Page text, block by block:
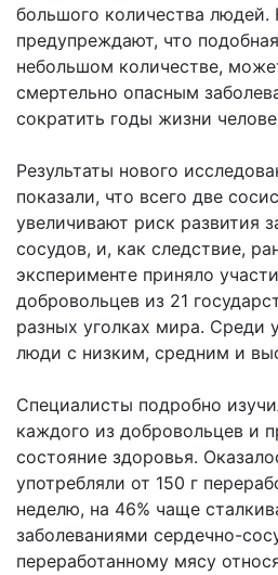
большого количества
предупреждают, что
небольшом количестве,
смертельно опасным
сократить годы жизни
Результаты нового
показали, что всего две
увеличивают риск развития
сосудов, и, как следствие,
эксперименте приняло
добровольцев из 21
разных уголках мира. Среди
люди с низким, средним и
Специалисты подробно
каждого из добровольцев и
состояние здоровья.
употребляли от 150 г
неделю, на 46% чаще
заболеваниями сердечно-
переработанному мясу